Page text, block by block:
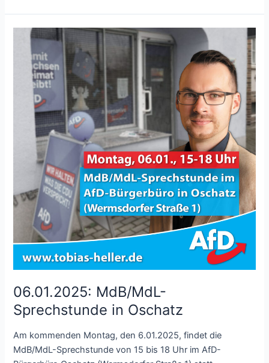
06.01.2025: MdB/MdL-
Sprechstunde in Oschatz
Am kommenden Montag, den 6.01.2025, findet die
MdB/MdL-Sprechstunde von 15 bis 18 Uhr im AfD-